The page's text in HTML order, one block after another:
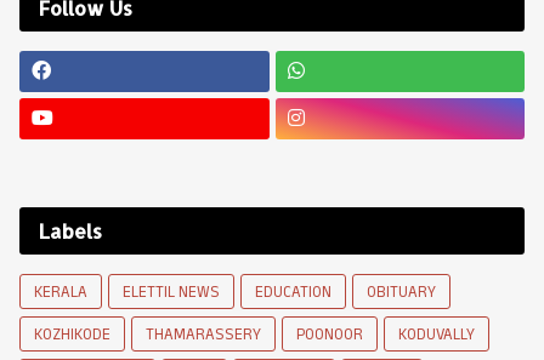
Follow Us
Labels
KERALA ELETTIL NEWS EDUCATION
OBITUARY
KOZHIKODE
THAMARASSERY POONOOR
KODUVALLY